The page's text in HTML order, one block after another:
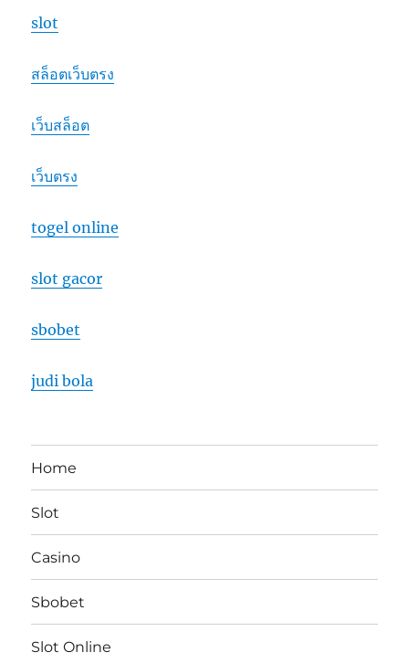
slot
สล็อตเว็บตรง
เว็บสล็อต
เว็บตรง
togel online
slot gacor
sbobet
judi bola
Home
Slot
Casino
Sbobet
Slot Online